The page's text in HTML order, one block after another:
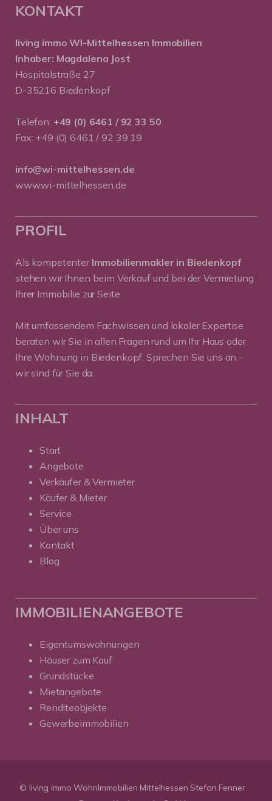
KONTAKT
living immo WI-Mittelhessen Immobilien
Inhaber: Magdalena Jost
Hospitalstraße 27
D-35216 Biedenkopf
Telefon: +49 (0) 6461 / 92 33 50
Fax: +49 (0) 6461 / 92 39 19
info@wi-mittelhessen.de
www.wi-mittelhessen.de
PROFIL
Als kompetenter Immobilienmakler in Biedenkopf
stehen wir Ihnen beim Verkauf und bei der Vermietung
Ihrer Immobilie zur Seite.
Mit umfassendem Fachwissen und lokaler Expertise
beraten wir Sie in allen Fragen rund um Ihr Haus oder
Ihre Wohnung in Biedenkopf. Sprechen Sie uns an -
wir sind für Sie da.
INHALT
Start
Angebote
Verkäufer & Vermieter
Käufer & Mieter
Service
Über uns
Kontakt
Blog
IMMOBILIENANGEBOTE
Eigentumswohnungen
Häuser zum Kauf
Grundstücke
Mietangebote
Renditeobjekte
Gewerbeimmobilien
© living immo WohnImmobilien Mittelhessen Stefan Fenner